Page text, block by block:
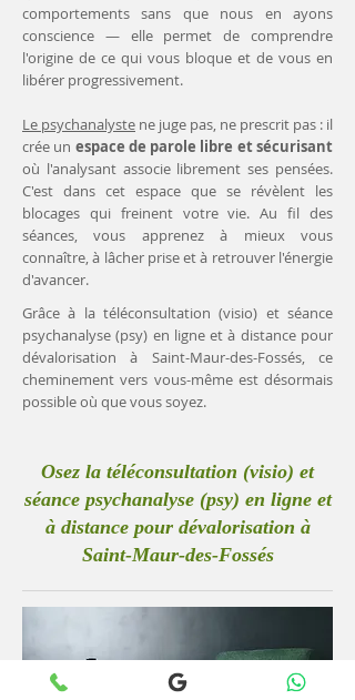
comportements sans que nous en ayons
conscience — elle permet de comprendre
l'origine de ce qui vous bloque et de vous en
libérer progressivement.
Le psychanalyste ne juge pas, ne prescrit pas : il
crée un espace de parole libre et sécurisant
où l'analysant associe librement ses pensées.
C'est dans cet espace que se révèlent les
blocages qui freinent votre vie. Au fil des
séances, vous apprenez à mieux vous
connaître, à lâcher prise et à retrouver l'énergie
d'avancer.
Grâce à la téléconsultation (visio) et séance
psychanalyse (psy) en ligne et à distance pour
dévalorisation à Saint-Maur-des-Fossés, ce
cheminement vers vous-même est désormais
possible où que vous soyez.
Osez la téléconsultation (visio) et
séance psychanalyse (psy) en ligne et
à distance pour dévalorisation à
Saint-Maur-des-Fossés